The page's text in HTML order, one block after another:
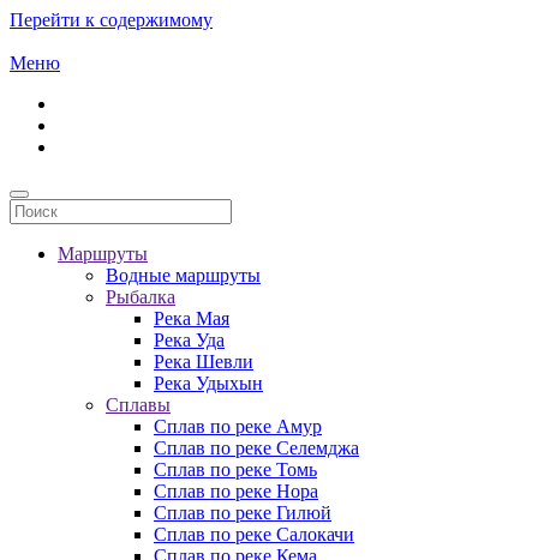
Перейти к содержимому
Меню
Маршруты
Водные маршруты
Рыбалка
Река Мая
Река Уда
Река Шевли
Река Удыхын
Сплавы
Сплав по реке Амур
Сплав по реке Селемджа
Сплав по реке Томь
Сплав по реке Нора
Сплав по реке Гилюй
Сплав по реке Салокачи
Сплав по реке Кема